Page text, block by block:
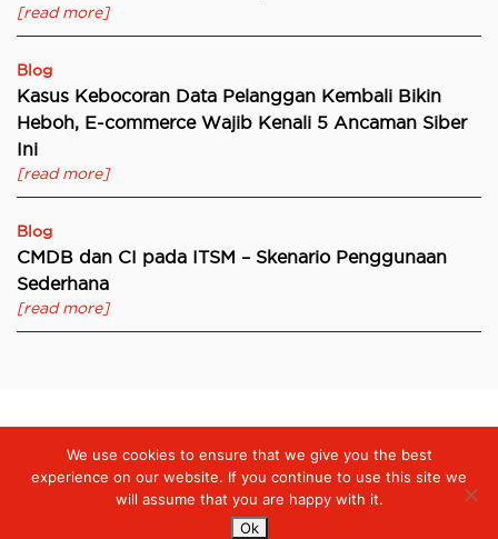
[read more]
Blog
Kasus Kebocoran Data Pelanggan Kembali Bikin
Heboh, E-commerce Wajib Kenali 5 Ancaman Siber
Ini
[read more]
Blog
CMDB dan CI pada ITSM – Skenario Penggunaan
Sederhana
[read more]
We use cookies to ensure that we give you the best
experience on our website. If you continue to use this site we
will assume that you are happy with it.
Ok
Digiserve »Perayaan 10 Tahun Digiserve: Townhall, CEO Awards,
dan Pesan Inspiratif untuk Masa Depan